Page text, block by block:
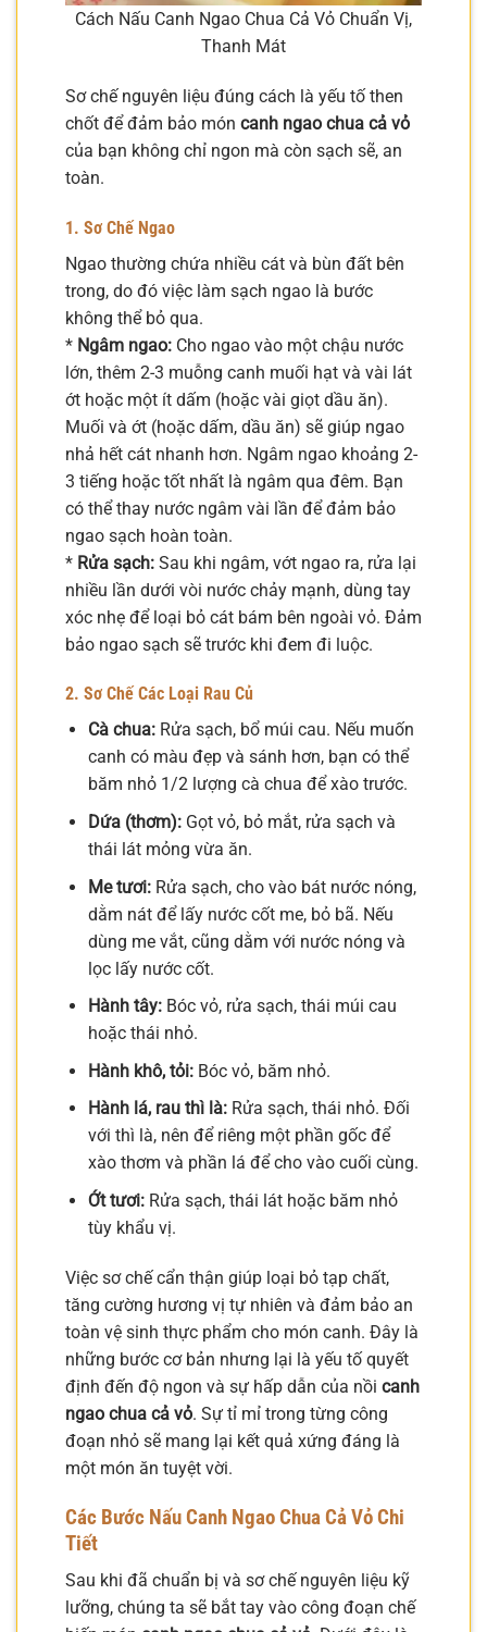
Cách Nấu Canh Ngao Chua Cả Vỏ Chuẩn Vị,
Thanh Mát
Sơ chế nguyên liệu đúng cách là yếu tố then
chốt để đảm bảo món canh ngao chua cả vỏ
của bạn không chỉ ngon mà còn sạch sẽ, an
toàn.
1. Sơ Chế Ngao
Ngao thường chứa nhiều cát và bùn đất bên
trong, do đó việc làm sạch ngao là bước
không thể bỏ qua.
* Ngâm ngao: Cho ngao vào một chậu nước
lớn, thêm 2-3 muỗng canh muối hạt và vài lát
ớt hoặc một ít dấm (hoặc vài giọt dầu ăn).
Muối và ớt (hoặc dấm, dầu ăn) sẽ giúp ngao
nhả hết cát nhanh hơn. Ngâm ngao khoảng 2-
3 tiếng hoặc tốt nhất là ngâm qua đêm. Bạn
có thể thay nước ngâm vài lần để đảm bảo
ngao sạch hoàn toàn.
* Rửa sạch: Sau khi ngâm, vớt ngao ra, rửa lại
nhiều lần dưới vòi nước chảy mạnh, dùng tay
xóc nhẹ để loại bỏ cát bám bên ngoài vỏ. Đảm
bảo ngao sạch sẽ trước khi đem đi luộc.
2. Sơ Chế Các Loại Rau Củ
Cà chua:Rửa sạch, bổ múi cau. Nếu muốn
canh có màu đẹp và sánh hơn, bạn có thể
băm nhỏ 1/2 lượng cà chua để xào trước.
Dứa (thơm):Gọt vỏ, bỏ mắt, rửa sạch và
thái lát mỏng vừa ăn.
Me tươi:Rửa sạch, cho vào bát nước nóng,
dằm nát để lấy nước cốt me, bỏ bã. Nếu
dùng me vắt, cũng dằm với nước nóng và
lọc lấy nước cốt.
Hành tây:Bóc vỏ, rửa sạch, thái múi cau
hoặc thái nhỏ.
Hành khô, tỏi:Bóc vỏ, băm nhỏ.
Hành lá, rau thì là:Rửa sạch, thái nhỏ. Đối
với thì là, nên để riêng một phần gốc để
xào thơm và phần lá để cho vào cuối cùng.
Ớt tươi:Rửa sạch, thái lát hoặc băm nhỏ
tùy khẩu vị.
Việc sơ chế cẩn thận giúp loại bỏ tạp chất,
tăng cường hương vị tự nhiên và đảm bảo an
toàn vệ sinh thực phẩm cho món canh. Đây là
những bước cơ bản nhưng lại là yếu tố quyết
định đến độ ngon và sự hấp dẫn của nồi canh
ngao chua cả vỏ. Sự tỉ mỉ trong từng công
đoạn nhỏ sẽ mang lại kết quả xứng đáng là
một món ăn tuyệt vời.
Các Bước Nấu Canh Ngao Chua Cả Vỏ Chi
Tiết
Sau khi đã chuẩn bị và sơ chế nguyên liệu kỹ
lưỡng, chúng ta sẽ bắt tay vào công đoạn chế